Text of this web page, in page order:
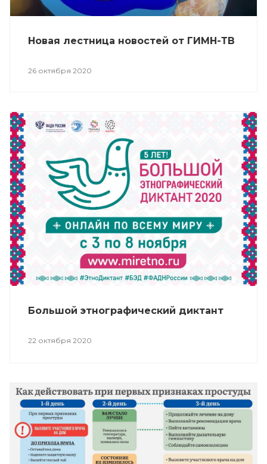
Новая лестница новостей от ГИМН-ТВ
26 октября 2020
Большой этнографический диктант
22 октября 2020